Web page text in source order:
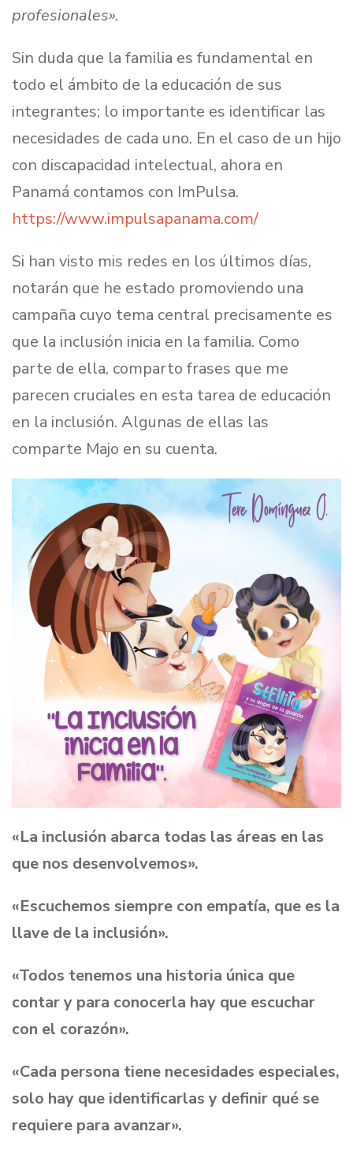
profesionales».
Sin duda que la familia es fundamental en
todo el ámbito de la educación de sus
integrantes; lo importante es identificar las
necesidades de cada uno. En el caso de un hijo
con discapacidad intelectual, ahora en
Panamá contamos con ImPulsa.
https://www.impulsapanama.com/
Si han visto mis redes en los últimos días,
notarán que he estado promoviendo una
campaña cuyo tema central precisamente es
que la inclusión inicia en la familia. Como
parte de ella, comparto frases que me
parecen cruciales en esta tarea de educación
en la inclusión. Algunas de ellas las
comparte Majo en su cuenta.
«La inclusión abarca todas las áreas en las
que nos desenvolvemos».
«Escuchemos siempre con empatía, que es la
llave de la inclusión».
«Todos tenemos una historia única que
contar y para conocerla hay que escuchar
con el corazón».
«Cada persona tiene necesidades especiales,
solo hay que identificarlas y definir qué se
requiere para avanzar».